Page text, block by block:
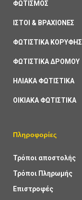
ΦΩΤΙΣΜΟΣ
ΙΣΤΟΙ & ΒΡΑΧΙΟΝΕΣ
ΦΩΤΙΣΤΙΚΑ ΚΟΡΥΦΗΣ
ΦΩΤΙΣΤΙΚΑ ΔΡΟΜΟΥ
ΗΛΙΑΚΑ ΦΩΤΙΣΤΙΚΑ
ΟΙΚΙΑΚΑ ΦΩΤΙΣΤΙΚΑ
Πληροφορίες
Τρόποι αποστολής
Τρόποι Πληρωμής
Επιστροφές